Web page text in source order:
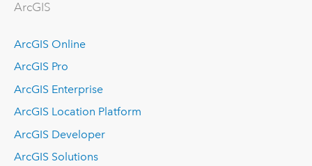
ArcGIS
ArcGIS Online
ArcGIS Pro
ArcGIS Enterprise
ArcGIS Location Platform
ArcGIS Developer
ArcGIS Solutions